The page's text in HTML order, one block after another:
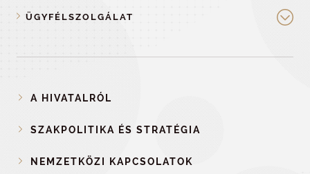
ÜGYFÉLSZOLGÁLAT
A HIVATALRÓL
SZAKPOLITIKA ÉS STRATÉGIA
NEMZETKÖZI KAPCSOLATOK